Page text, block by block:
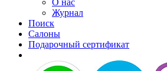
О нас
Журнал
Поиск
Салоны
Подарочный сертификат